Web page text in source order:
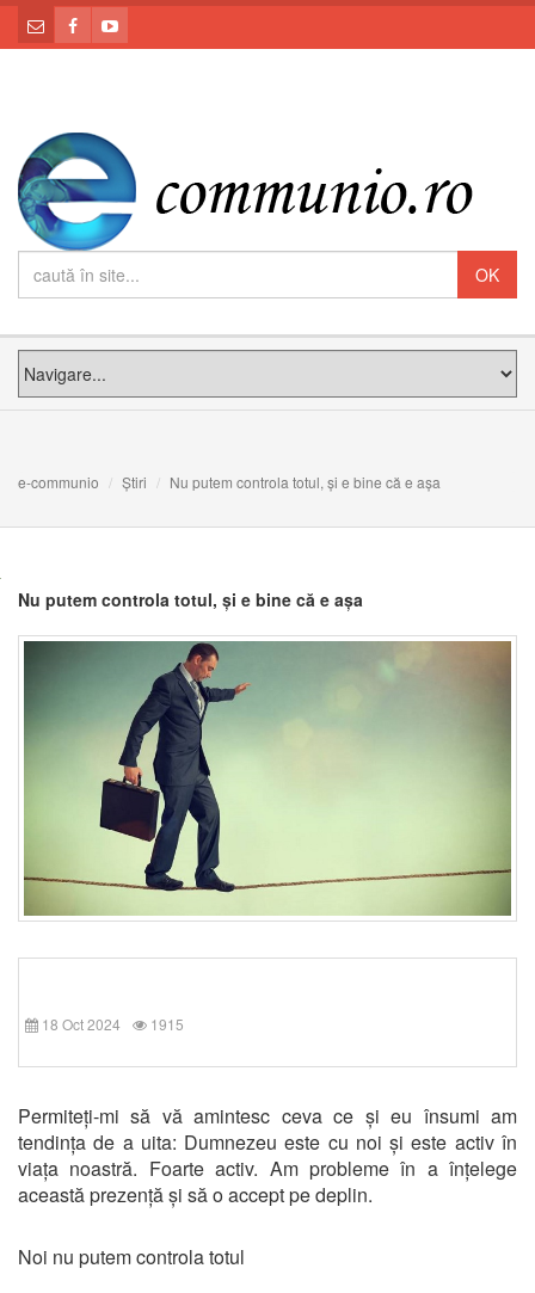
e-communio Știri Nu putem controla totul, și e bine că e așa
Nu putem controla totul, și e bine că e așa
18 Oct 2024 1915
Permiteți-mi să vă amintesc ceva ce și eu însumi am
tendința de a uita: Dumnezeu este cu noi și este activ în
viața noastră. Foarte activ. Am probleme în a înțelege
această prezență și să o accept pe deplin.
Noi nu putem controla totul